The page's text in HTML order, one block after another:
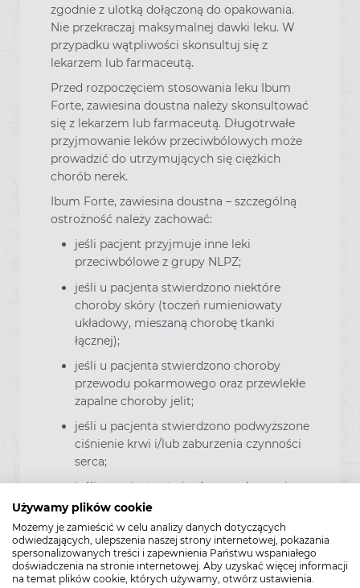
Używamy plików cookie
Możemy je zamieścić w celu analizy danych dotyczących
odwiedzających, ulepszenia naszej strony internetowej, pokazania
spersonalizowanych treści i zapewnienia Państwu wspaniałego
doświadczenia na stronie internetowej. Aby uzyskać więcej informacji
na temat plików cookie, których używamy, otwórz ustawienia.
zgodnie z ulotką dołączoną do opakowania.
Nie przekraczaj maksymalnej dawki leku. W
przypadku wątpliwości skonsultuj się z
lekarzem lub farmaceutą.
Przed rozpoczęciem stosowania leku Ibum
Forte, zawiesina doustna należy skonsultować
się z lekarzem lub farmaceutą. Długotrwałe
przyjmowanie leków przeciwbólowych może
prowadzić do utrzymujących się ciężkich
chorób nerek.
Ibum Forte, zawiesina doustna – szczególną
ostrożność należy zachować:
jeśli pacjent przyjmuje inne leki
przeciwbólowe z grupy NLPZ;
jeśli u pacjenta stwierdzono niektóre
choroby skóry (toczeń rumieniowaty
układowy, mieszaną chorobę tkanki
łącznej);
jeśli u pacjenta stwierdzono choroby
przewodu pokarmowego oraz przewlekłe
zapalne choroby jelit;
jeśli u pacjenta stwierdzono podwyższone
ciśnienie krwi i/lub zaburzenia czynności
serca;
jeśli u pacjenta stwierdzono zaburzenia
czynności nerek lub choroby wątroby;
po ostatnio przebytej poważnej operacji;
jeśli występuje odwodnienie ze względu
na zwiększone ryzyko niewydolności